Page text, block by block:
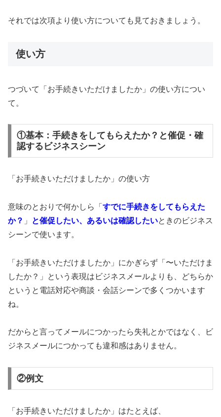
それでは次項より使い方についても見ておきましょう。
使い方
つづいて「お手続きいただけましたか」の使い方につい
て。
①基本：手続きをしてもらえたか？と催促・確
認するビジネスシーン
「お手続きいただけましたか」の使い方
意味のとおりで何かしら「 すでに手続きをしてもらえた
か？ 」 と催促したい、あるいは確認したいときのビジネス
シーンで使います。
「お手続きいただけましたか」にかぎらず「〜いただけま
したか？」という表現はビジネスメールよりも、どちらか
というと電話対応や商談・会話シーンで多くつかいます
ね。
だからと言ってメールにつかったら失礼とかではなく、ビ
ジネスメールにつかっても違和感はありません。
②例文
「お手続きいただけましたか」はたとえば、